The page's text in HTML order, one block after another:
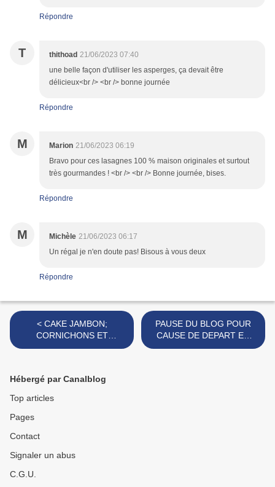
Répondre
T thithoad 21/06/2023 07:40
une belle façon d'utiliser les asperges, ça devait être
délicieux<br /> <br /> bonne journée
Répondre
M Marion 21/06/2023 06:19
Bravo pour ces lasagnes 100 % maison originales et surtout
très gourmandes ! <br /> <br /> Bonne journée, bises.
Répondre
M Michèle 21/06/2023 06:17
Un régal je n'en doute pas! Bisous à vous deux
Répondre
< CAKE JAMBON;
CORNICHONS ET
MOUTARDE
PAUSE DU BLOG POUR
CAUSE DE DEPART EN
RETRAITE ... >
Hébergé par Canalblog
Top articles
Pages
Contact
Signaler un abus
C.G.U.